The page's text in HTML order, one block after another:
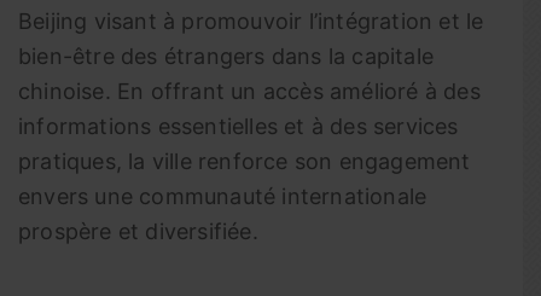
Beijing visant à promouvoir l’intégration et le
bien-être des étrangers dans la capitale
chinoise. En offrant un accès amélioré à des
informations essentielles et à des services
pratiques, la ville renforce son engagement
envers une communauté internationale
prospère et diversifiée.